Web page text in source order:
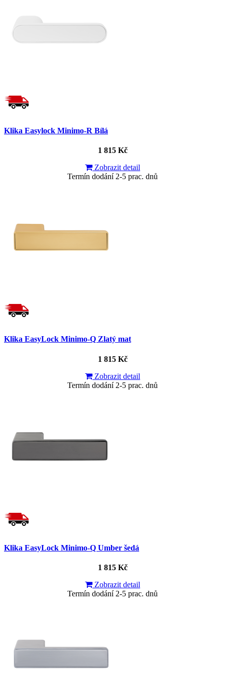
Klika Easylock Minimo-R Bílá
1 815 Kč
Zobrazit detail
Termín dodání 2-5 prac. dnů
Klika EasyLock Minimo-Q Zlatý mat
1 815 Kč
Zobrazit detail
Termín dodání 2-5 prac. dnů
Klika EasyLock Minimo-Q Umber šedá
1 815 Kč
Zobrazit detail
Termín dodání 2-5 prac. dnů